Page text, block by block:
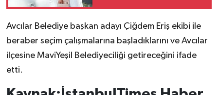
Avcılar Belediye başkan adayı Çiğdem Eriş ekibi ile
beraber seçim çalışmalarına başladıklarını ve Avcılar
ilçesine MaviYeşil Belediyeciliği getireceğini ifade
etti.